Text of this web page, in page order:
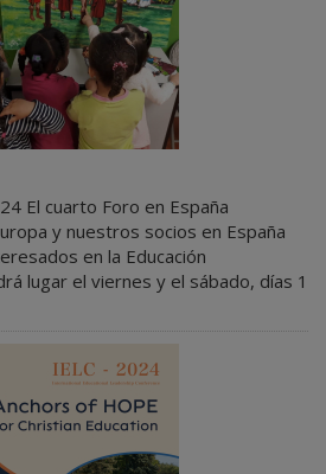
El cuarto Foro en España
y nuestros socios en España
en la Educación
lugar el viernes y el sábado, días 1